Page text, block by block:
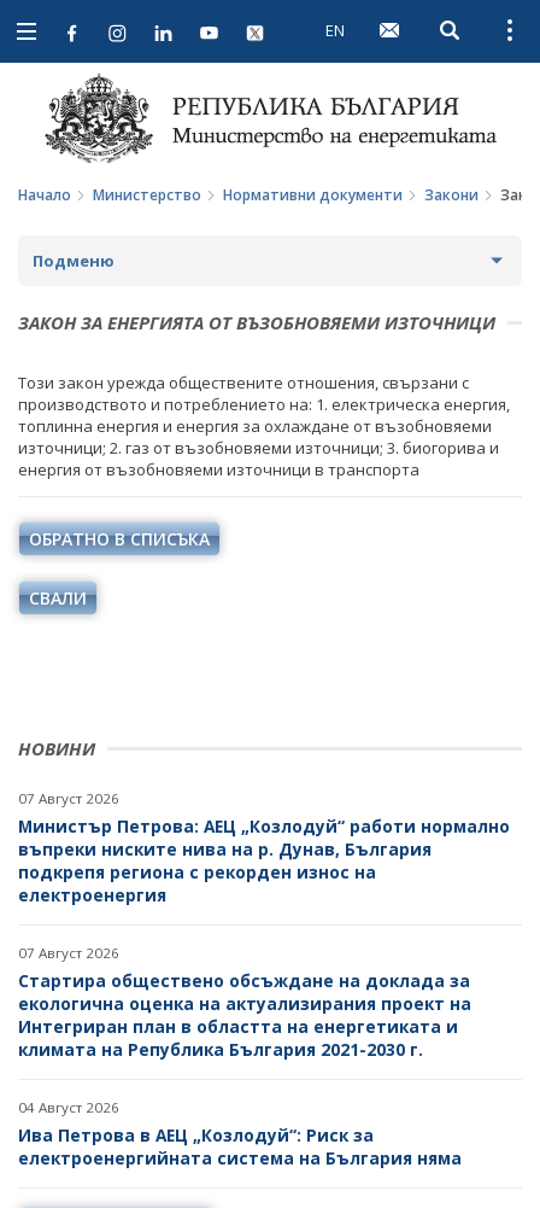
Open
navigation
EN Open
Начало Министерство Нормативни документи Закони
НОВИНИ
07 Август 2026
Министър Петрова: АЕЦ „Козлодуй“ работи нормално
въпреки ниските нива на р. Дунав, България
подкрепя региона с рекорден износ на
електроенергия
07 Август 2026
Стартира обществено обсъждане на доклада за
екологична оценка на актуализирания проект на
Интегриран план в областта на енергетиката и
климата на Република България 2021-2030 г.
04 Август 2026
Ива Петрова в АЕЦ „Козлодуй“: Риск за
електроенергийната система на България няма
Подменю
ЗА МИНИСТЕРСТВОТО
МИСИЯ И ЦЕЛИ
ИСТОРИЯ
ОДИТЕН КОМИТЕТ
БЮДЖЕТ
КАРИЕРИ
РЕЗУЛТАТИ ОТ КОНКУРСИТЕ
КОНКУРСИ ЗА ИЗБОР НА РЪКОВОДНИ ОРГАНИ НА
ЕНЕРГИЙНИТЕ ДРУЖЕСТВА
РЕЗУЛТАТИ ОТ КОНКУРСИ ЗА ИЗБОР НА РЪКОВОДНИ
ОРГАНИ НА ЕНЕРГИЙНИТЕ ДРУЖЕСТВА
СТУДЕНТСКИ СТАЖОВЕ В ДЪРЖАВНАТА
АДМИНИСТРАЦИЯ
ПОЛИТИЧЕСКИ КАБИНЕТ
НОРМАТИВНИ ДОКУМЕНТИ
НАРЕДБИ
ЗАПОВЕДИ И АКТОВЕ
ВРЪЗКИ
ИНСТИТУЦИИ
ВТОРОСТЕПЕННИ РАЗПОРЕДИТЕЛИ
ДРУЖЕСТВА С ДЪРЖАВНО УЧАСТИЕ
БИЗНЕС ОРГАНИЗАЦИИ
БГ ПРЕДСЕДАТЕЛСТВО НА СЪВЕТА НА ЕС
ЗАКОН ЗА ЕНЕРГИЯТА ОТ ВЪЗОБНОВЯЕМИ ИЗТОЧНИЦИ
Този закон урежда обществените отношения, свързани с
производството и потреблението на: 1. електрическа енергия,
топлинна енергия и енергия за охлаждане от възобновяеми
източници; 2. газ от възобновяеми източници; 3. биогорива и
енергия от възобновяеми източници в транспорта
ОБРАТНО В СПИСЪКА
СВАЛИ